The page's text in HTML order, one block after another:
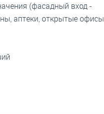
(фасадный вход -
аптеки, открытые офисы